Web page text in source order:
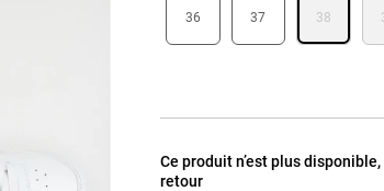
36 37 38
Ce produit n’est plus
retour